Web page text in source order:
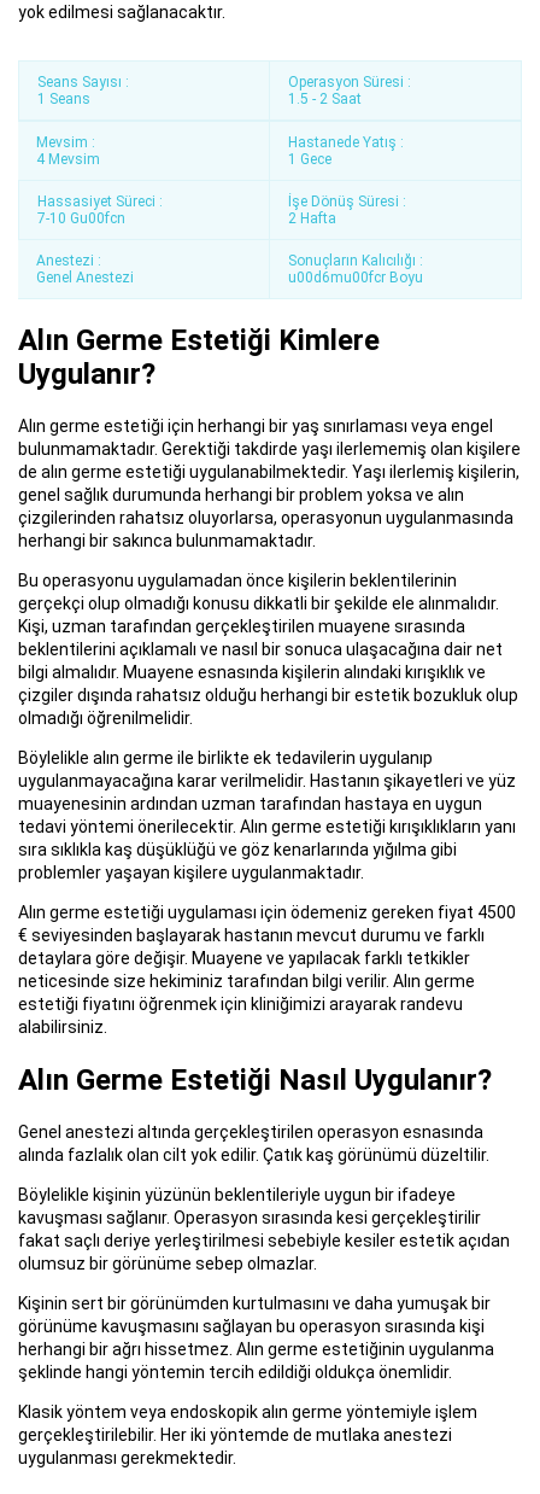
yok edilmesi sağlanacaktır.
Seans Sayısı :
1 Seans
Operasyon Süresi :
1.5 - 2 Saat
Mevsim :
4 Mevsim
Hastanede Yatış :
1 Gece
Hassasiyet Süreci :
7-10 Gu00fcn
İşe Dönüş Süresi :
2 Hafta
Anestezi :
Genel Anestezi
Sonuçların Kalıcılığı :
u00d6mu00fcr Boyu
Alın Germe Estetiği Kimlere
Uygulanır?
Alın germe estetiği için herhangi bir yaş sınırlaması veya engel
bulunmamaktadır. Gerektiği takdirde yaşı ilerlememiş olan kişilere
de alın germe estetiği uygulanabilmektedir. Yaşı ilerlemiş kişilerin,
genel sağlık durumunda herhangi bir problem yoksa ve alın
çizgilerinden rahatsız oluyorlarsa, operasyonun uygulanmasında
herhangi bir sakınca bulunmamaktadır.
Bu operasyonu uygulamadan önce kişilerin beklentilerinin
gerçekçi olup olmadığı konusu dikkatli bir şekilde ele alınmalıdır.
Kişi, uzman tarafından gerçekleştirilen muayene sırasında
beklentilerini açıklamalı ve nasıl bir sonuca ulaşacağına dair net
bilgi almalıdır. Muayene esnasında kişilerin alındaki kırışıklık ve
çizgiler dışında rahatsız olduğu herhangi bir estetik bozukluk olup
olmadığı öğrenilmelidir.
Böylelikle alın germe ile birlikte ek tedavilerin uygulanıp
uygulanmayacağına karar verilmelidir. Hastanın şikayetleri ve yüz
muayenesinin ardından uzman tarafından hastaya en uygun
tedavi yöntemi önerilecektir. Alın germe estetiği kırışıklıkların yanı
sıra sıklıkla kaş düşüklüğü ve göz kenarlarında yığılma gibi
problemler yaşayan kişilere uygulanmaktadır.
Alın germe estetiği uygulaması için ödemeniz gereken fiyat 4500
€ seviyesinden başlayarak hastanın mevcut durumu ve farklı
detaylara göre değişir. Muayene ve yapılacak farklı tetkikler
neticesinde size hekiminiz tarafından bilgi verilir. Alın germe
estetiği fiyatını öğrenmek için kliniğimizi arayarak randevu
alabilirsiniz.
Alın Germe Estetiği Nasıl Uygulanır?
Genel anestezi altında gerçekleştirilen operasyon esnasında
alında fazlalık olan cilt yok edilir. Çatık kaş görünümü düzeltilir.
Böylelikle kişinin yüzünün beklentileriyle uygun bir ifadeye
kavuşması sağlanır. Operasyon sırasında kesi gerçekleştirilir
fakat saçlı deriye yerleştirilmesi sebebiyle kesiler estetik açıdan
olumsuz bir görünüme sebep olmazlar.
Kişinin sert bir görünümden kurtulmasını ve daha yumuşak bir
görünüme kavuşmasını sağlayan bu operasyon sırasında kişi
herhangi bir ağrı hissetmez. Alın germe estetiğinin uygulanma
şeklinde hangi yöntemin tercih edildiği oldukça önemlidir.
Klasik yöntem veya endoskopik alın germe yöntemiyle işlem
gerçekleştirilebilir. Her iki yöntemde de mutlaka anestezi
uygulanması gerekmektedir.